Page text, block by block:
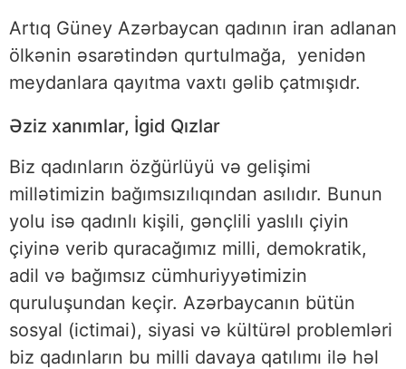
Artıq Güney Azərbaycan qadının iran adlanan
ölkənin əsarətindən qurtulmağa, yenidən
meydanlara qayıtma vaxtı gəlib çatmışıdr.
Əziz xanımlar, İgid Qızlar
Biz qadınların özğürlüyü və gelişimi
millətimizin bağımsızılıqından asılıdır. Bunun
yolu isə qadınlı kişili, gənçlili yaslılı çiyin
çiyinə verib quracağımız milli, demokratik,
adil və bağımsız cümhuriyyətimizin
quruluşundan keçir. Azərbaycanın bütün
sosyal (ictimai), siyasi və kültürəl problemləri
biz qadınların bu milli davaya qatılımı ilə həl